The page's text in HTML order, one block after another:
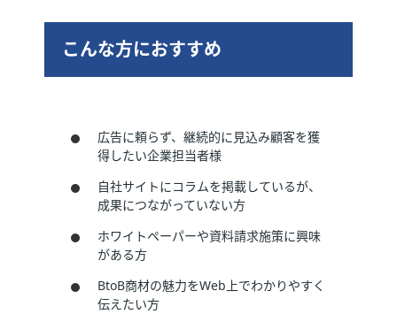
こんな方におすすめ
広告に頼らず、継続的に見込み顧客を獲
得したい企業担当者様
自社サイトにコラムを掲載しているが、
成果につながっていない方
ホワイトペーパーや資料請求施策に興味
がある方
BtoB商材の魅力をWeb上でわかりやすく
伝えたい方